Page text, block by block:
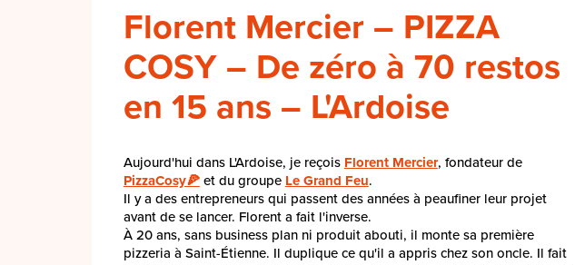
Florent Mercier – PIZZA
COSY – De zéro à 70 restos
en 15 ans – L'Ardoise
Aujourd'hui dans L'Ardoise, je reçois Florent Mercier, fondateur de
PizzaCosy🍕et du groupe Le Grand Feu.
Il y a des entrepreneurs qui passent des années à peaufiner leur projet
avant de se lancer. Florent a fait l'inverse.
À 20 ans, sans business plan ni produit abouti, il monte sa première
pizzeria à Saint-Étienne. Il duplique ce qu'il a appris chez son oncle. Il fait